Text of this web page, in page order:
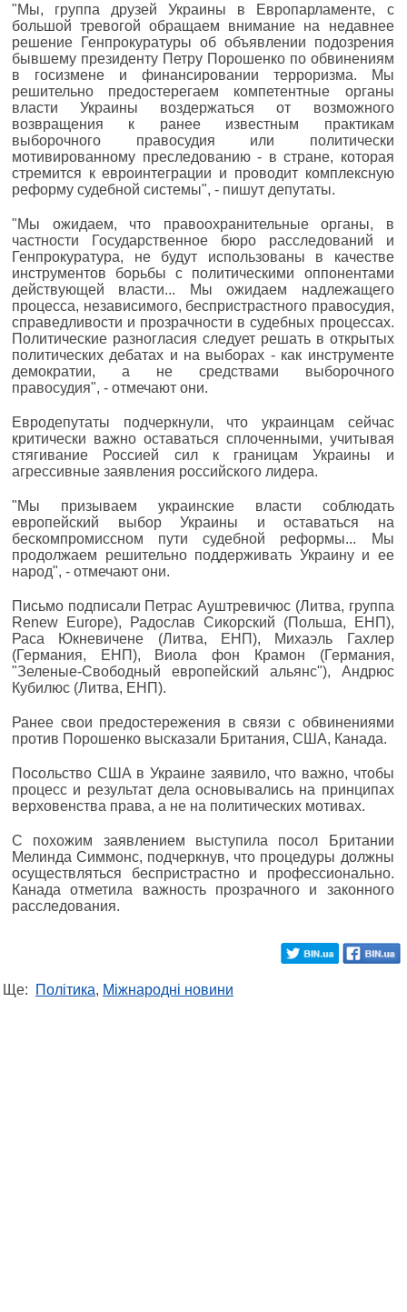
"Мы, группа друзей Украины в Европарламенте, с
большой тревогой обращаем внимание на недавнее
решение Генпрокуратуры об объявлении подозрения
бывшему президенту Петру Порошенко по обвинениям
в госизмене и финансировании терроризма. Мы
решительно предостерегаем компетентные органы
власти Украины воздержаться от возможного
возвращения к ранее известным практикам
выборочного правосудия или политически
мотивированному преследованию - в стране, которая
стремится к евроинтеграции и проводит комплексную
реформу судебной системы", - пишут депутаты.
"Мы ожидаем, что правоохранительные органы, в
частности Государственное бюро расследований и
Генпрокуратура, не будут использованы в качестве
инструментов борьбы с политическими оппонентами
действующей власти... Мы ожидаем надлежащего
процесса, независимого, беспристрастного правосудия,
справедливости и прозрачности в судебных процессах.
Политические разногласия следует решать в открытых
политических дебатах и ​​на выборах - как инструменте
демократии, а не средствами выборочного
правосудия", - отмечают они.
Евродепутаты подчеркнули, что украинцам сейчас
критически важно оставаться сплоченными, учитывая
стягивание Россией сил к границам Украины и
агрессивные заявления российского лидера.
"Мы призываем украинские власти соблюдать
европейский выбор Украины и оставаться на
бескомпромиссном пути судебной реформы... Мы
продолжаем решительно поддерживать Украину и ее
народ", - отмечают они.
Письмо подписали Петрас Ауштревичюс (Литва, группа
Renew Europe), Радослав Сикорский (Польша, ЕНП),
Раса Юкневичене (Литва, ЕНП), Михаэль Гахлер
(Германия, ЕНП), Виола фон Крамон (Германия,
"Зеленые-Свободный европейский альянс"), Андрюс
Кубилюс (Литва, ЕНП).
Ранее свои предостережения в связи с обвинениями
против Порошенко высказали Британия, США, Канада.
Посольство США в Украине заявило, что важно, чтобы
процесс и результат дела основывались на принципах
верховенства права, а не на политических мотивах.
С похожим заявлением выступила посол Британии
Мелинда Симмонс, подчеркнув, что процедуры должны
осуществляться беспристрастно и профессионально.
Канада отметила важность прозрачного и законного
расследования.
Ще: Політика, Міжнародні новини